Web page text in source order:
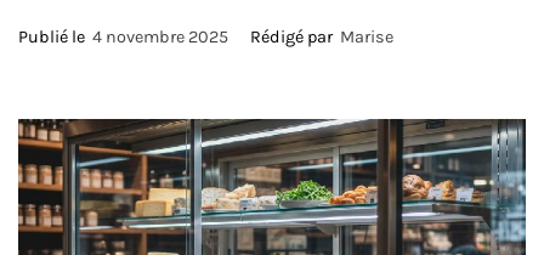
Publié le 4 novembre 2025 Rédigé par Marise